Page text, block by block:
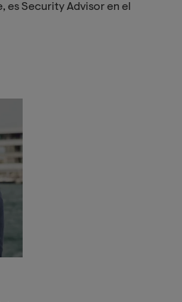
es Security Advisor en el